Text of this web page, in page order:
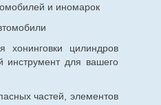
и иномарок
хонинговки цилиндров
инструмент для вашего
частей, элементов